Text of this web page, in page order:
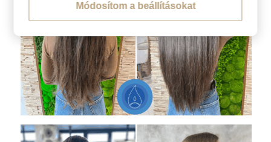
Módosítom a beállításokat